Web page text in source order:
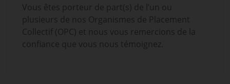
Vous êtes porteur de part(s) de l’un ou
plusieurs de nos Organismes de Placement
Collectif (OPC) et nous vous remercions de la
confiance que vous nous témoignez.